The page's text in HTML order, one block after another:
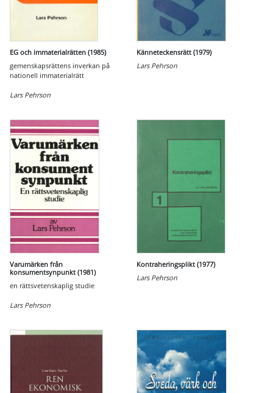
EG och immaterialrätten (1985)
gemenskapsrättens inverkan på
nationell immaterialrätt
Lars Pehrson
Känneteckensrätt (1979)
Lars Pehrson
Varumärken från
konsumentsynpunkt (1981)
en rättsvetenskaplig studie
Lars Pehrson
Kontraheringsplikt (1977)
Lars Pehrson